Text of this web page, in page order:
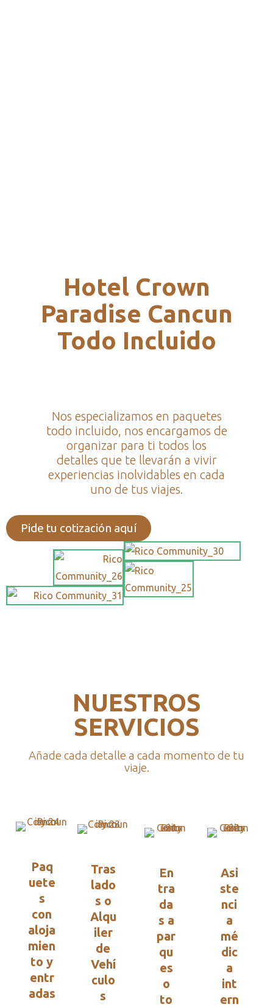
Hotel Crown
Paradise Cancun
Todo Incluido
Nos especializamos en paquetes
todo incluido, nos encargamos de
organizar para ti todos los
detalles que te llevarán a vivir
experiencias inolvidables en cada
uno de tus viajes.
Pide tu cotización aquí
NUESTROS
SERVICIOS
Añade cada detalle a cada momento de tu
viaje.
Paq
uete
s
con
aloja
mien
to y
entr
adas
Tras
lado
s o
Alqu
iler
de
Vehí
culo
s
En
tra
da
s a
par
qu
es
o
to
Asi
ste
nci
a
mé
dic
a
int
ern